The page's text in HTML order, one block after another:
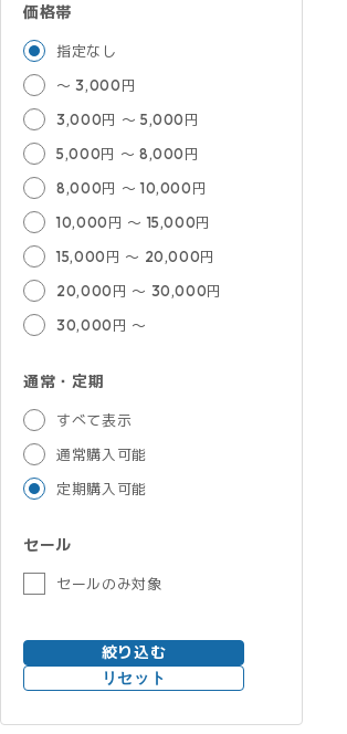
価格帯
指定なし
～ 3,000円
3,000円 ～ 5,000円
5,000円 ～ 8,000円
8,000円 ～ 10,000円
10,000円 ～ 15,000円
15,000円 ～ 20,000円
20,000円 ～ 30,000円
30,000円 ～
通常・定期
すべて表示
通常購入可能
定期購入可能
セール
セールのみ対象
絞り込む
リセット